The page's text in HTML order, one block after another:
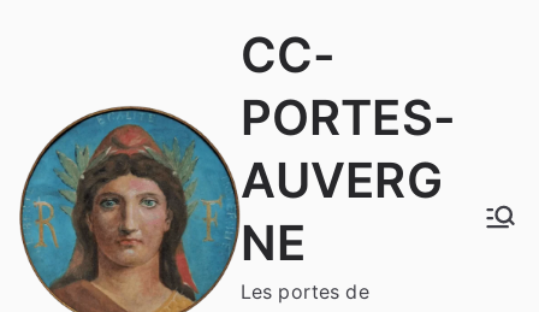
CC-
PORTES-
AUVERG
NE
Les portes de